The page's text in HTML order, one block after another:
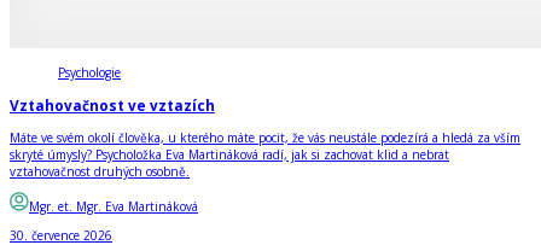
Psychologie
Vztahovačnost ve vztazích
Máte ve svém okolí člověka, u kterého máte pocit, že vás neustále podezírá a hledá za vším
skryté úmysly? Psycholožka Eva Martináková radí, jak si zachovat klid a nebrat
vztahovačnost druhých osobně.
Mgr. et. Mgr. Eva Martináková
30. července 2026